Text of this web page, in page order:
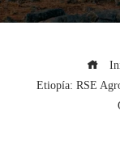
Etiopía: RSE